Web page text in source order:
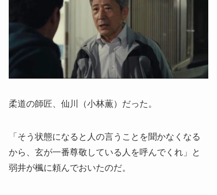
柔道の師匠、仙川（小林薫）だった。
「そう状態になると人の言うことを聞かなくなる
から、玄が一番尊敬している人を呼んでくれ」と
弱井が楓に頼んでおいたのだ。